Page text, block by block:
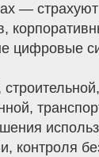
—
цифровые
контроля